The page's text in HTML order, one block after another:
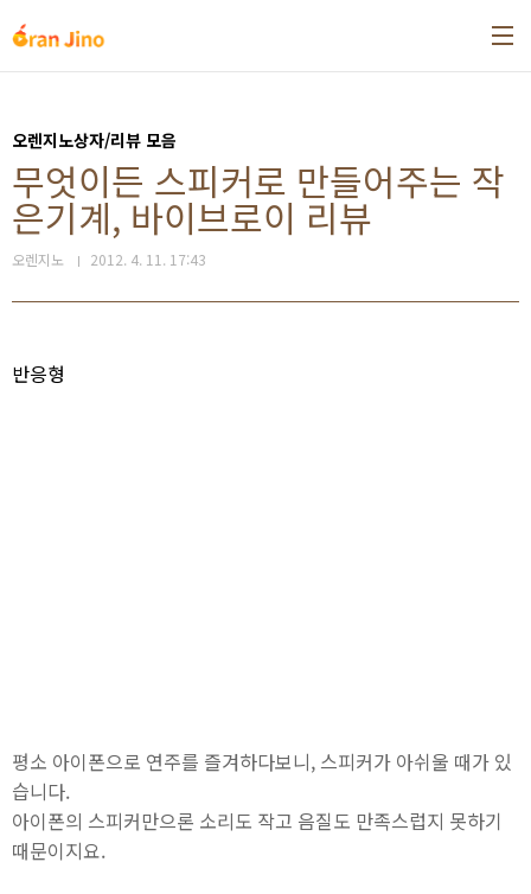
오렌지노상자/리뷰 모음
무엇이든 스피커로 만들어주는 작
은기계, 바이브로이 리뷰
오렌지노 2012. 4. 11. 17:43
반응형
평소 아이폰으로 연주를 즐겨하다보니, 스피커가 아쉬울 때가 있
습니다.
아이폰의 스피커만으론 소리도 작고 음질도 만족스럽지 못하기
때문이지요.